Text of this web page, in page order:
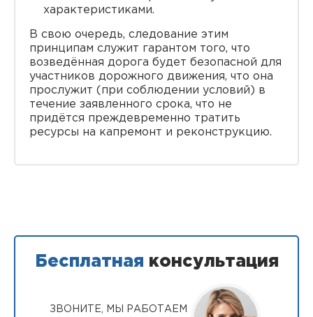
характеристиками.
В свою очередь, следование этим
принципам служит гарантом того, что
возведённая дорога будет безопасной для
участников дорожного движения, что она
прослужит (при соблюдении условий) в
течение заявленного срока, что не
придётся преждевременно тратить
ресурсы на капремонт и реконструкцию.
Бесплатная консультация
ЗВОНИТЕ, МЫ РАБОТАЕМ